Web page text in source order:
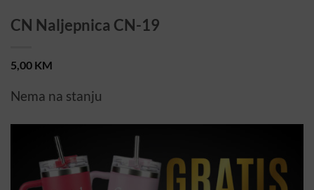
CN Naljepnica CN-19
5,00 KM
Nema na stanju